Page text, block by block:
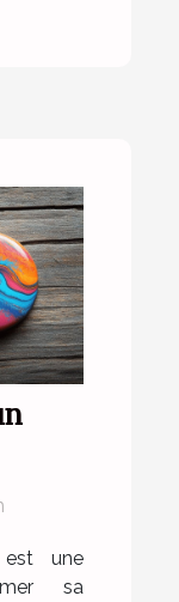
une
sa